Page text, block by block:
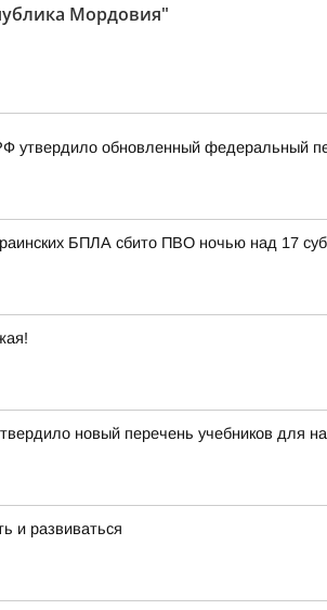
Мордовия"
утвердило обновленный федеральный
БПЛА сбито ПВО ночью над 17
новый перечень учебников для
и развиваться